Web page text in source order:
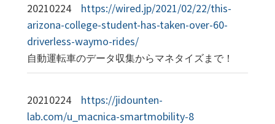
20210224
https://wired.jp/2021/02/22/this-
arizona-college-student-has-taken-over-60-
driverless-waymo-rides/
自動運転車のデータ収集からマネタイズまで！
20210224
https://jidounten-
lab.com/u_macnica-smartmobility-8